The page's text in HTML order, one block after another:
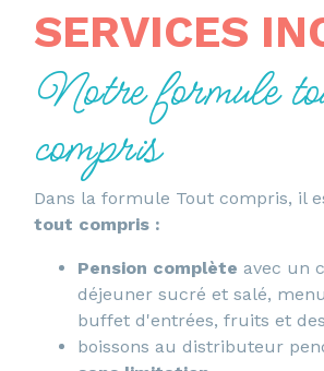
SERVICES
Notre formule
compris
Dans la formule Tout compris, il
tout compris :
Pension complète avec un
déjeuner sucré et salé,
buffet d'entrées, fruits et
boissons au distributeur